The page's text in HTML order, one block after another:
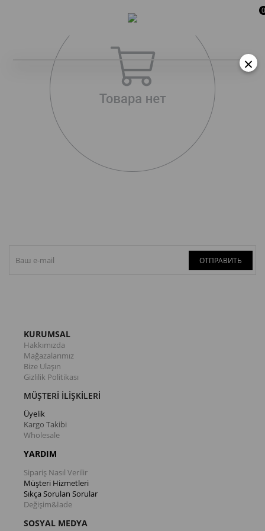
0
ОТПРАВИТЬ
KURUMSAL
Hakkımızda
Mağazalarımız
Bize Ulaşın
Gizlilik Politikası
MÜŞTERİ İLİŞKİLERİ
Üyelik
Kargo Takibi
Wholesale
YARDIM
Sipariş Nasıl Verilir
Müşteri Hizmetleri
Sıkça Sorulan Sorular
Değişim&İade
SOSYAL MEDYA
×